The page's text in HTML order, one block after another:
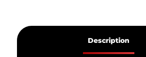
Description